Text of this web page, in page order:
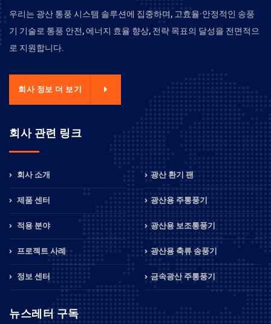
우리는 광산 통풍 시스템 솔루션에 집중하며, 고효율·안정적인 송풍
기 기술로 통풍 안전, 에너지 효율 향상, 전략 목표의 달성을 전면적으
로 지원합니다.
회사 정보 더 보기
회사 관련 링크
회사 소개
제품 센터
적용 분야
프로젝트 사례
정보 센터
광산 환기 팬
광산용 주통풍기
광산용 보조통풍기
광산용 축류 송풍기
금속광산 주통풍기
뉴스레터 구독